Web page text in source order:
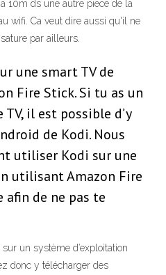
10m ds une autre piece de la
wifi. Ca veut dire aussi qu'il ne
par ailleurs.
une smart TV de
Fire Stick. Si tu as un
il est possible d’y
de Kodi. Nous
utiliser Kodi sur une
utilisant Amazon Fire
afin de ne pas te
un système d’exploitation
donc y télécharger des